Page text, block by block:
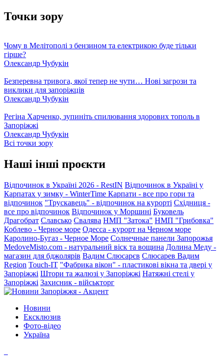
Точки зору
Чому в Мелітополі з бензином та електрикою буде тільки
гірше?
Олександр Чубукін
Безперевна тривога, якої тепер не чути… Нові загрози та
виклики для запоріжців
Олександр Чубукін
Регіна Харченко, зупиніть спилювання здорових тополь в
Запоріжжі
Олександр Чубукін
Всі точки зору
Наші інші проєкти
Відпочинок в Україні 2026 - RestIN Відпочинок в Україні у
Карпатах у зимку - WinterTime Карпати - все про гори та
відпочинок "Трускавець" - відпочинок на курорті Східниця -
все про відпочинок Відпочинок у Моршині Буковель
Драгобрат Славсько Свалява НМП "Затока" НМП "Грибовка"
Коблево - Черное море Одесса - курорт на Черном море
Каролино-Бугаз - Черное Море Солнечные панели Запорожья
MedoveMisto.com - натуральний віск та вощина Долина Меду -
магазин для бджолярів Вадим Слюсарєв Слюсарев Вадим
Region Touch-IT "Фабрика вікон" - пластикові вікна та двері у
Запоріжжі Штори та жалюзі у Запоріжжі Натяжні стелі у
Запоріжжі Захисник - військторг
Новини
Ексклюзив
Фото-відео
Україна